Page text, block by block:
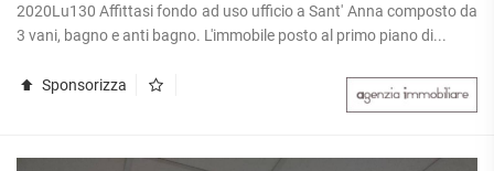
2020Lu130 Affittasi fondo ad uso ufficio a Sant' Anna composto da
3 vani, bagno e anti bagno. L'immobile posto al primo piano di...
Sponsorizza